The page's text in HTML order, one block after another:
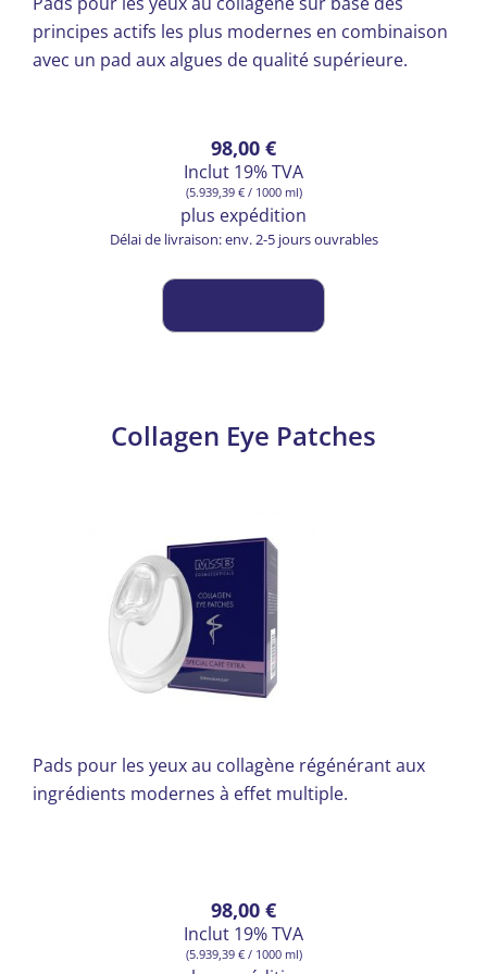
principes actifs les plus modernes en combinaison
avec un pad aux algues de qualité supérieure.
98,00 €
Inclut 19% TVA
(5.939,39 €/ 1000 ml)
plus expédition
Délai de livraison: env. 2-5 jours ouvrables
Collagen Eye Patches
Pads pour les yeux au collagène régénérant aux
ingrédients modernes à effet multiple.
98,00 €
Inclut 19% TVA
(5.939,39 €/ 1000 ml)